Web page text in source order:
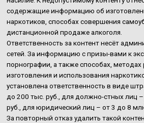
содержащие информацию об
наркотиков, способах совершения
дистанционной продаже алкоголя.
Ответственность за контент несёт
сетей. За информацию с призы-вами к
порнографии, а также способах, методах
изготовления и использования
установлена ответственность в виде
до 200 тыс. руб., для должно-стных лиц
руб., для юридический лиц – от 3 до 8
За повторный отказ удалить такой